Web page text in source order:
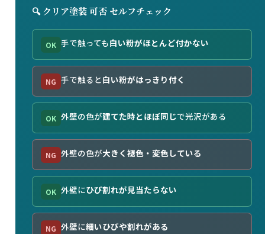
🔍 クリア塗装 可否 セルフチェック
OK 手で触っても白い粉がほとんど付かない
NG 手で触ると白い粉がはっきり付く
OK 外壁の色が建てた時とほぼ同じで光沢がある
NG 外壁の色が大きく褪色・変色している
OK 外壁にひび割れが見当たらない
NG 外壁に細いひびや割れがある